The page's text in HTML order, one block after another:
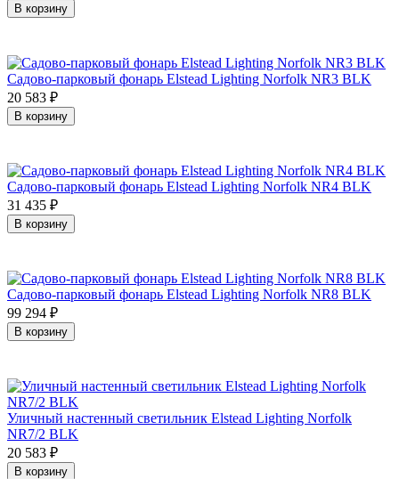
В корзину
Садово-парковый фонарь Elstead Lighting Norfolk NR3 BLK
20 583 ₽
В корзину
Садово-парковый фонарь Elstead Lighting Norfolk NR4 BLK
31 435 ₽
В корзину
Садово-парковый фонарь Elstead Lighting Norfolk NR8 BLK
99 294 ₽
В корзину
Уличный настенный светильник Elstead Lighting Norfolk
NR7/2 BLK
20 583 ₽
В корзину